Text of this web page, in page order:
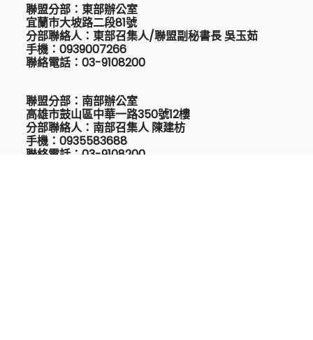
聯盟分部：東部辦公室
宜蘭市大坡路二段81號
分部聯絡人：東部召集人/聯盟副秘書長 吳玉茹
手機：0939007266
聯絡電話：03-9108200
聯盟分部：南部辦公室
高雄市鼓山區中華一路350號12樓
分部聯絡人：南部召集人 陳建枋
手機：0935583688
聯絡電話：03-9108200